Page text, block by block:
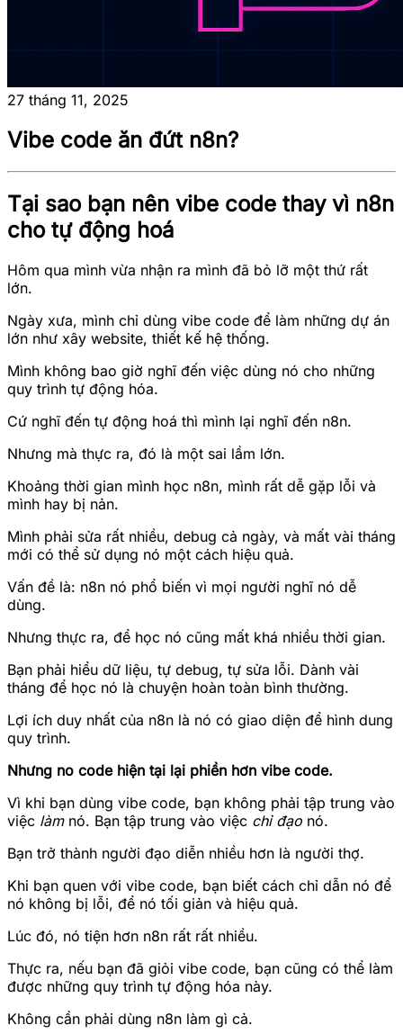
27 tháng 11, 2025
Vibe code ăn đứt n8n?
Tại sao bạn nên vibe code thay vì n8n
cho tự động hoá
Hôm qua mình vừa nhận ra mình đã bỏ lỡ một thứ rất
lớn.
Ngày xưa, mình chỉ dùng vibe code để làm những dự án
lớn như xây website, thiết kế hệ thống.
Mình không bao giờ nghĩ đến việc dùng nó cho những
quy trình tự động hóa.
Cứ nghĩ đến tự động hoá thì mình lại nghĩ đến n8n.
Nhưng mà thực ra, đó là một sai lầm lớn.
Khoảng thời gian mình học n8n, mình rất dễ gặp lỗi và
mình hay bị nản.
Mình phải sửa rất nhiều, debug cả ngày, và mất vài tháng
mới có thể sử dụng nó một cách hiệu quả.
Vấn đề là: n8n nó phổ biến vì mọi người nghĩ nó dễ
dùng.
Nhưng thực ra, để học nó cũng mất khá nhiều thời gian.
Bạn phải hiểu dữ liệu, tự debug, tự sửa lỗi. Dành vài
tháng để học nó là chuyện hoàn toàn bình thường.
Lợi ích duy nhất của n8n là nó có giao diện để hình dung
quy trình.
Nhưng no code hiện tại lại phiền hơn vibe code.
Vì khi bạn dùng vibe code, bạn không phải tập trung vào
việc làmnó. Bạn tập trung vào việc chỉ đạo nó.
Bạn trở thành người đạo diễn nhiều hơn là người thợ.
Khi bạn quen với vibe code, bạn biết cách chỉ dẫn nó để
nó không bị lỗi, để nó tối giản và hiệu quả.
Lúc đó, nó tiện hơn n8n rất rất nhiều.
Thực ra, nếu bạn đã giỏi vibe code, bạn cũng có thể làm
được những quy trình tự động hóa này.
Không cần phải dùng n8n làm gì cả.